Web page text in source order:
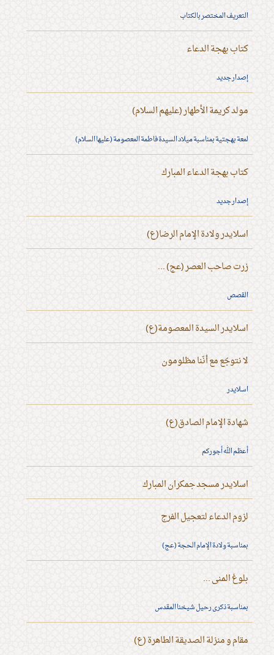
التعريف المختصر بالكتاب
كتاب بهجة الدعاء
إصدار جديد
مولد كريمة الأطهار (عليهم السلام)
لمعة بهجتية بمناسبة ميلاد السيدة فاطمة المعصومة (عليها السلام)
كتاب بهجة الدعاء المبارك
إصدار جديد
اسلايدر ولادة الإمام الرضا(ع)
زرت صاحب العصر (عج) ...
القصص
اسلايدر السيدة المعصومة(ع)
لا نتوجّع مع أنّنا مظلومون
اسلايدر
شهادة الإمام الصادق(ع)
أعظم الله أجوركم
اسلايدر مسجد جمكران المبارك
لزوم الدعاء لتعجيل الفرج
بمناسبة ولادة الإمام الحجة (عج)
بلوغ المنى ...
بمناسبة ذكرى رحيل شيخنا المقدس
مقام و منزلة الصديقة الطاهرة (ع)